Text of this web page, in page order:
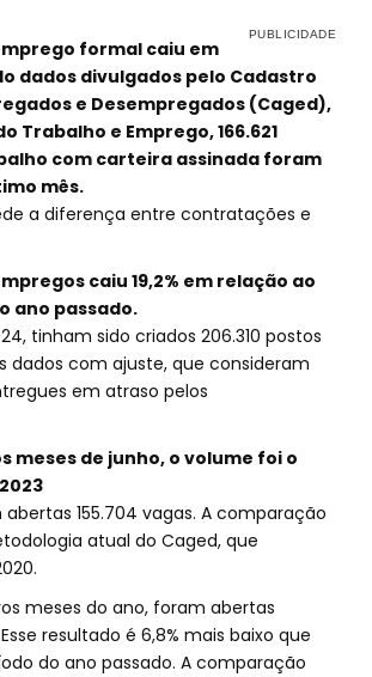
formal caiu em
dados divulgados pelo Cadastro
e Desempregados (Caged),
Trabalho e Emprego, 166.621
com carteira assinada foram
mês.
a diferença entre contratações e
caiu 19,2% em relação ao
ano passado.
tinham sido criados 206.310 postos
dados com ajuste, que consideram
em atraso pelos
meses de junho, o volume foi o
155.704 vagas. A comparação
atual do Caged, que
meses do ano, foram abertas
Esse resultado é 6,8% mais baixo que
do ano passado. A comparação